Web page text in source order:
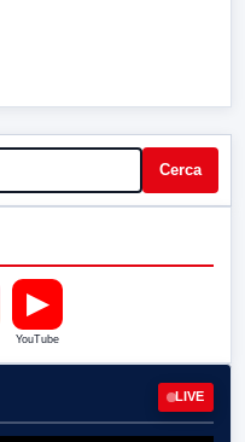
Cerca
▶
YouTube
LIVE